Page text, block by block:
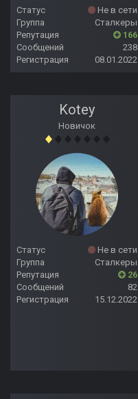
Статус
Не в сети
Группа
Сталкеры
Репутация
166
Сообщений
238
Регистрация
08.01.2022
Kotey
Новичок
Статус
Не в сети
Группа
Сталкеры
Репутация
26
Сообщений
82
Регистрация
15.12.2022